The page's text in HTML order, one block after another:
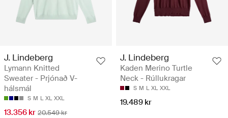
J. Lindeberg
Lymann Knitted
Sweater - Prjónað V-
hálsmál
S M L XL XXL
13.356 kr 20.549 kr
J. Lindeberg
Kaden Merino Turtle
Neck - Rúllukragar
S M L XL XXL
19.489 kr